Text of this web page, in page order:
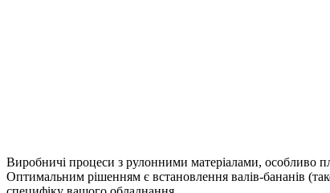
Виробничі процеси з рулонними матеріалами, особливо
Оптимальним рішенням є встановлення валів-бананів